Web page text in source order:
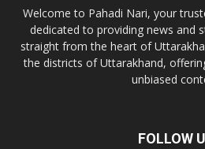
Welcome to Pahadi Nari, your
dedicated to providing news and
straight from the heart of
the districts of Uttarakhand,
unbiased
FOLLOW